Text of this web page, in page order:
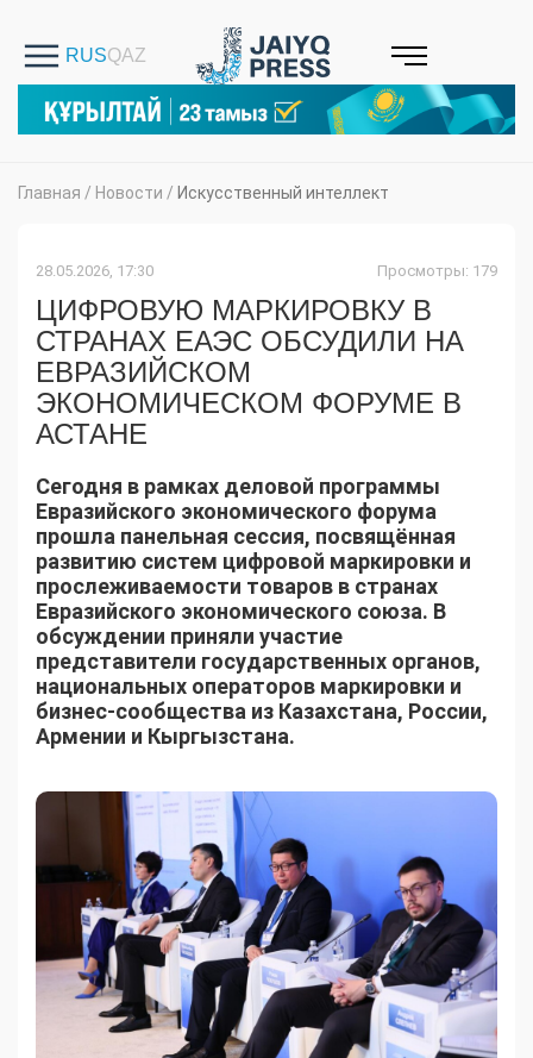
Главная / Новости / Искусственный интеллект
28.05.2026, 17:30 Просмотры: 179
ЦИФРОВУЮ МАРКИРОВКУ В
СТРАНАХ ЕАЭС ОБСУДИЛИ НА
ЕВРАЗИЙСКОМ
ЭКОНОМИЧЕСКОМ ФОРУМЕ В
АСТАНЕ
Сегодня в рамках деловой программы
Евразийского экономического форума
прошла панельная сессия, посвящённая
развитию систем цифровой маркировки и
прослеживаемости товаров в странах
Евразийского экономического союза. В
обсуждении приняли участие
представители государственных органов,
национальных операторов маркировки и
бизнес-сообщества из Казахстана, России,
Армении и Кыргызстана.